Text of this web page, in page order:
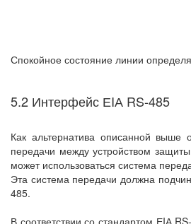
Спокойное состояние линии
5.2 Интерфейс ЕIА RS-485
Как альтернатива описанной выше
передачи между устройством
может использоваться система
Эта система передачи должна
485.
В соответствии со стандартом ЕIА